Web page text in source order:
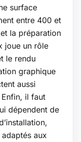
surface
entre 400 et
la préparation
joue un rôle
le rendu
graphique
aussi
il faut
dépendent de
aux